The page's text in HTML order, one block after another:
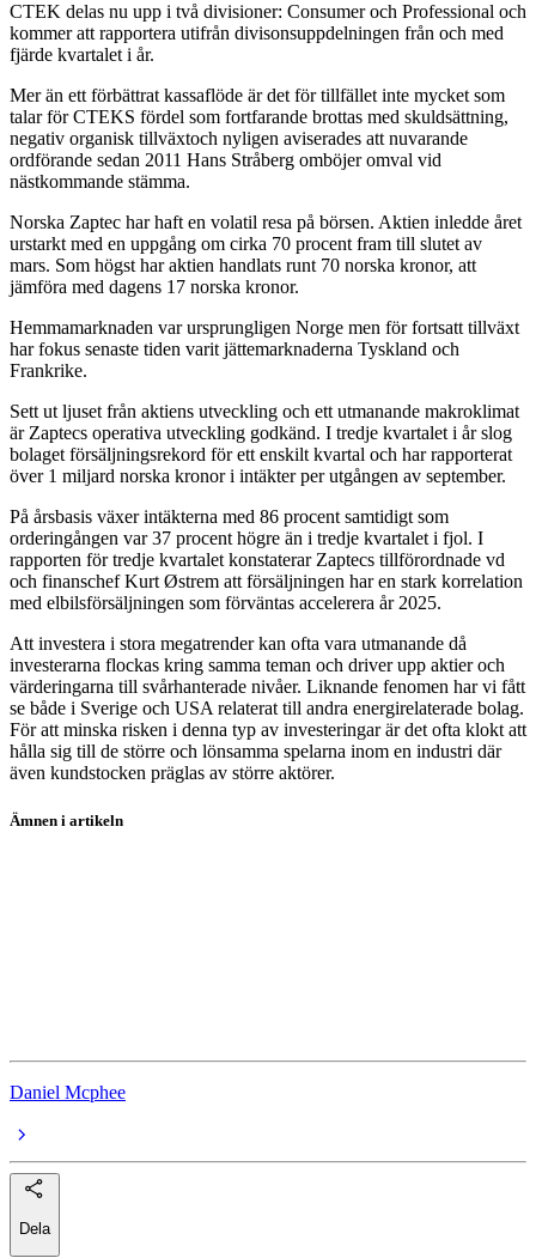
CTEK delas nu upp i två divisioner: Consumer och Professional och
kommer att rapportera utifrån divisonsuppdelningen från och med
fjärde kvartalet i år.
Mer än ett förbättrat kassaflöde är det för tillfället inte mycket som
talar för CTEKS fördel som fortfarande brottas med skuldsättning,
negativ organisk tillväxtoch nyligen aviserades att nuvarande
ordförande sedan 2011 Hans Stråberg omböjer omval vid
nästkommande stämma.
Norska Zaptec har haft en volatil resa på börsen. Aktien inledde året
urstarkt med en uppgång om cirka 70 procent fram till slutet av
mars. Som högst har aktien handlats runt 70 norska kronor, att
jämföra med dagens 17 norska kronor.
Hemmamarknaden var ursprungligen Norge men för fortsatt tillväxt
har fokus senaste tiden varit jättemarknaderna Tyskland och
Frankrike.
Sett ut ljuset från aktiens utveckling och ett utmanande makroklimat
är Zaptecs operativa utveckling godkänd. I tredje kvartalet i år slog
bolaget försäljningsrekord för ett enskilt kvartal och har rapporterat
över 1 miljard norska kronor i intäkter per utgången av september.
På årsbasis växer intäkterna med 86 procent samtidigt som
orderingången var 37 procent högre än i tredje kvartalet i fjol. I
rapporten för tredje kvartalet konstaterar Zaptecs tillförordnade vd
och finanschef Kurt Østrem att försäljningen har en stark korrelation
med elbilsförsäljningen som förväntas accelerera år 2025.
Att investera i stora megatrender kan ofta vara utmanande då
investerarna flockas kring samma teman och driver upp aktier och
värderingarna till svårhanterade nivåer. Liknande fenomen har vi fått
se både i Sverige och USA relaterat till andra energirelaterade bolag.
För att minska risken i denna typ av investeringar är det ofta klokt att
hålla sig till de större och lönsamma spelarna inom en industri där
även kundstocken präglas av större aktörer.
Ämnen i artikeln
Daniel Mcphee
Dela